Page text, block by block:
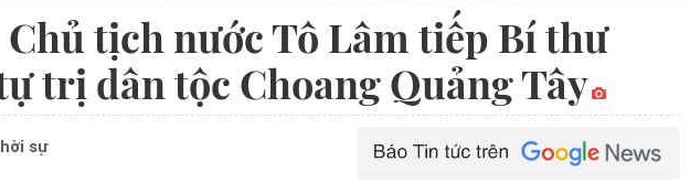
tịch nước Tô Lâm tiếp Bí thư
trị dân tộc Choang Quảng Tây
sự